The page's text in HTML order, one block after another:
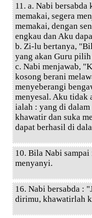
11. a. Nabi bersabda
memakai, segera
memakai, dengan
engkau dan Aku
b. Zi-lu bertanya,
yang akan Guru
c. Nabi menjawab,
kosong berani
menyeberangi
menyesal. Aku tidak
ialah : yang di dalam
khawatir dan suka
dapat berhasil di
10. Bila Nabi
menyanyi.
16. Nabi bersabda :
dirimu, khawatirlah